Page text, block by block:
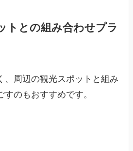
トとの組み合わせプラ
、周辺の観光スポットと組み
のもおすすめです。